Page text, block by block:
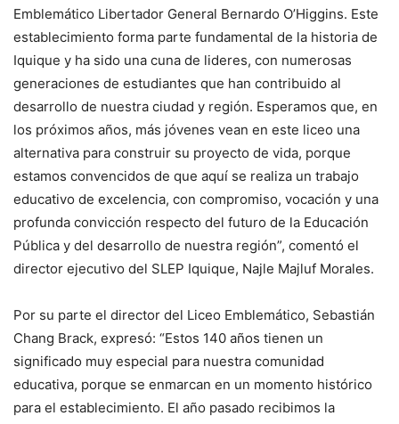
Emblemático Libertador General Bernardo O’Higgins. Este
establecimiento forma parte fundamental de la historia de
Iquique y ha sido una cuna de lideres, con numerosas
generaciones de estudiantes que han contribuido al
desarrollo de nuestra ciudad y región. Esperamos que, en
los próximos años, más jóvenes vean en este liceo una
alternativa para construir su proyecto de vida, porque
estamos convencidos de que aquí se realiza un trabajo
educativo de excelencia, con compromiso, vocación y una
profunda convicción respecto del futuro de la Educación
Pública y del desarrollo de nuestra región”, comentó el
director ejecutivo del SLEP Iquique, Najle Majluf Morales.
Por su parte el director del Liceo Emblemático, Sebastián
Chang Brack, expresó: “Estos 140 años tienen un
significado muy especial para nuestra comunidad
educativa, porque se enmarcan en un momento histórico
para el establecimiento. El año pasado recibimos la